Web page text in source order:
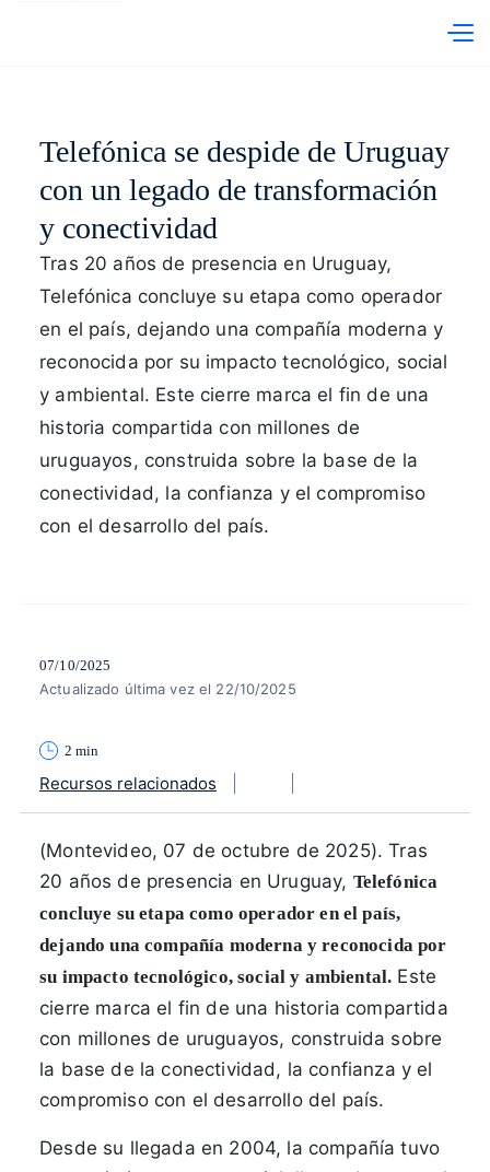
Telefónica se despide de Uruguay
con un legado de transformación
y conectividad
Tras 20 años de presencia en Uruguay,
Telefónica concluye su etapa como operador
en el país, dejando una compañía moderna y
reconocida por su impacto tecnológico, social
y ambiental. Este cierre marca el fin de una
historia compartida con millones de
uruguayos, construida sobre la base de la
conectividad, la confianza y el compromiso
con el desarrollo del país.
07/10/2025
Actualizado última vez el 22/10/2025
2 min
Recursos relacionados
(Montevideo, 07 de octubre de 2025). Tras
20 años de presencia en Uruguay, Telefónica
concluye su etapa como operador en el país,
dejando una compañía moderna y reconocida por
su impacto tecnológico, social y ambiental. Este
cierre marca el fin de una historia compartida
con millones de uruguayos, construida sobre
la base de la conectividad, la confianza y el
compromiso con el desarrollo del país.
Desde su llegada en 2004, la compañía tuvo